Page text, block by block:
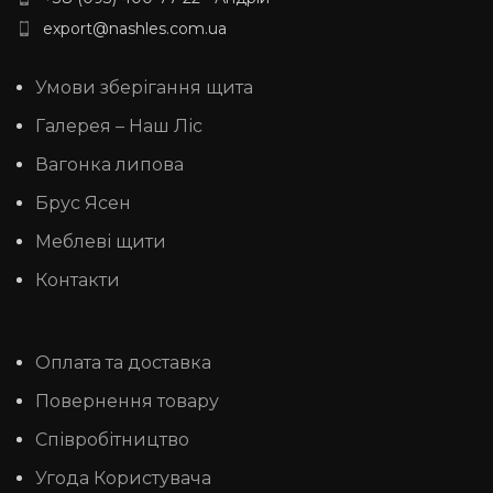
export@nashles.com.ua
Умови зберігання щита
Галерея – Наш Ліс
Вагонка липова
Брус Ясен
Меблеві щити
Контакти
Оплата та доставка
Повернення товару
Співробітництво
Угода Користувача